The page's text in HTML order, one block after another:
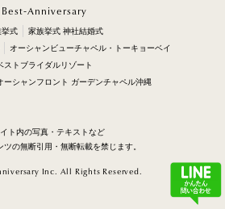
Best-Anniversary
挙式
家族挙式 神社結婚式
オーシャンビューチャペル・トーキョーベイ
ストブライダルリゾート
ーシャンフロント ガーデンチャペル沖縄
ト内の写真・テキストなど
ツの無断引用・無断転載を禁じます。
Inc. All Rights Reserved.